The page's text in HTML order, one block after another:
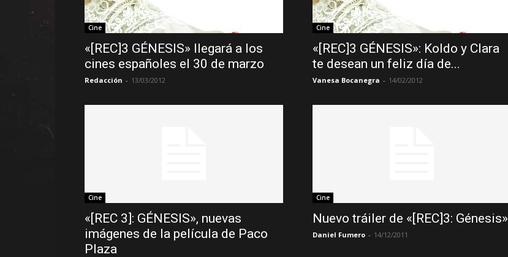
Cine
«[REC]3 GÉNESIS» llegará a los
cines españoles el 30 de marzo
Redacción - 13/03/2012
Cine
«[REC]3 GÉNESIS»: Koldo y Clara
te desean un feliz día de...
Vanesa Bocanegra - 14/02/2012
Cine
«[REC 3]: GÉNESIS», nuevas
imágenes de la película de Paco
Plaza
Cine
Nuevo tráiler de «[REC]3: Génesis»
Daniel Fumero - 14/12/2011